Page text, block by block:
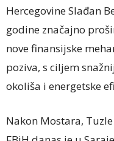
Hercegovine Slađan
godine značajno
nove finansijske
poziva, s ciljem
okoliša i energetske
Nakon Mostara,